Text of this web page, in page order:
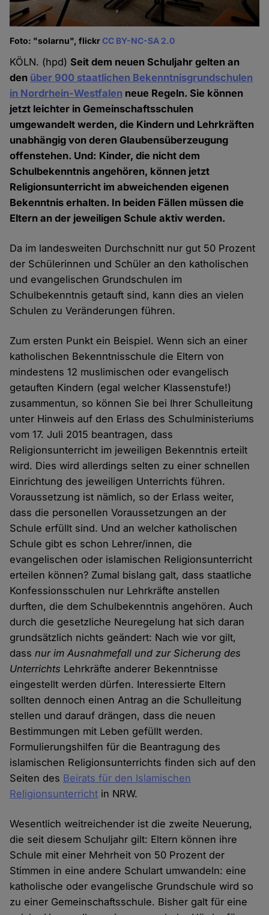
Foto: "solarnu", flickrCC BY-NC-SA 2.0
KÖLN. (hpd)Seit dem neuen Schuljahr gelten an
den über 900 staatlichen Bekenntnisgrundschulen
in Nordrhein-Westfalen neue Regeln. Sie können
jetzt leichter in Gemeinschaftsschulen
umgewandelt werden, die Kindern und Lehrkräften
unabhängig von deren Glaubensüberzeugung
offenstehen. Und: Kinder, die nicht dem
Schulbekenntnis angehören, können jetzt
Religionsunterricht im abweichenden eigenen
Bekenntnis erhalten. In beiden Fällen müssen die
Eltern an der jeweiligen Schule aktiv werden.
Da im landesweiten Durchschnitt nur gut 50 Prozent
der Schülerinnen und Schüler an den katholischen
und evangelischen Grundschulen im
Schulbekenntnis getauft sind, kann dies an vielen
Schulen zu Veränderungen führen.
Zum ersten Punkt ein Beispiel. Wenn sich an einer
katholischen Bekenntnisschule die Eltern von
mindestens 12 muslimischen oder evangelisch
getauften Kindern (egal welcher Klassenstufe!)
zusammentun, so können Sie bei Ihrer Schulleitung
unter Hinweis auf den Erlass des Schulministeriums
vom 17. Juli 2015 beantragen, dass
Religionsunterricht im jeweiligen Bekenntnis erteilt
wird. Dies wird allerdings selten zu einer schnellen
Einrichtung des jeweiligen Unterrichts führen.
Voraussetzung ist nämlich, so der Erlass weiter,
dass die personellen Voraussetzungen an der
Schule erfüllt sind. Und an welcher katholischen
Schule gibt es schon Lehrer/innen, die
evangelischen oder islamischen Religionsunterricht
erteilen können? Zumal bislang galt, dass staatliche
Konfessionsschulen nur Lehrkräfte anstellen
durften, die dem Schulbekenntnis angehören. Auch
durch die gesetzliche Neuregelung hat sich daran
grundsätzlich nichts geändert: Nach wie vor gilt,
dassnur im Ausnahmefall und zur Sicherung des
Unterrichts Lehrkräfte anderer Bekenntnisse
eingestellt werden dürfen. Interessierte Eltern
sollten dennoch einen Antrag an die Schulleitung
stellen und darauf drängen, dass die neuen
Bestimmungen mit Leben gefüllt werden.
Formulierungshilfen für die Beantragung des
islamischen Religionsunterrichts finden sich auf den
Seiten des Beirats für den Islamischen
Religionsunterricht in NRW.
Wesentlich weitreichender ist die zweite Neuerung,
die seit diesem Schuljahr gilt: Eltern können ihre
Schule mit einer Mehrheit von 50 Prozent der
Stimmen in eine andere Schulart umwandeln: eine
katholische oder evangelische Grundschule wird so
zu einer Gemeinschaftsschule. Bisher galt für eine